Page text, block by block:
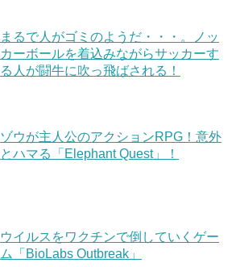
まるで人がゴミのようだ・・・。ノッ
カーボールを着込みながらサッカーす
る人が闘牛に吹っ飛ばされる！
ゾウが主人公のアクションRPG！意外
とハマる「Elephant Quest」！
ウイルスをワクチンで倒していくゲー
ム「BioLabs Outbreak」